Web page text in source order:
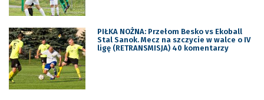
PIŁKA NOŻNA: Przełom Besko vs Ekoball
Stal Sanok. Mecz na szczycie w walce o IV
ligę (RETRANSMISJA) 40 komentarzy